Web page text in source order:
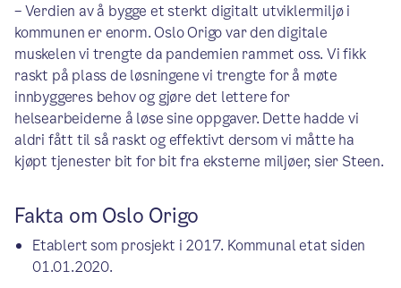
– Verdien av å bygge et sterkt digitalt utviklermiljø i
kommunen er enorm. Oslo Origo var den digitale
muskelen vi trengte da pandemien rammet oss. Vi fikk
raskt på plass de løsningene vi trengte for å møte
innbyggeres behov og gjøre det lettere for
helsearbeiderne å løse sine oppgaver. Dette hadde vi
aldri fått til så raskt og effektivt dersom vi måtte ha
kjøpt tjenester bit for bit fra eksterne miljøer, sier Steen.
Fakta om Oslo Origo
Etablert som prosjekt i 2017. Kommunal etat siden
01.01.2020.